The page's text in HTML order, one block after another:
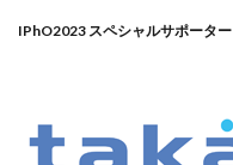
IPhO2023 スペシャルサポーター